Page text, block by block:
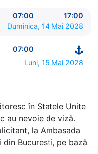
07:00 - 17:00
07:00
17:00
Duminica, 14 Mai 2028
07:00
Luni, 15 Mai 2028
în Statele Unite
au nevoie de viză.
la Ambasada
Bucuresti, pe bază